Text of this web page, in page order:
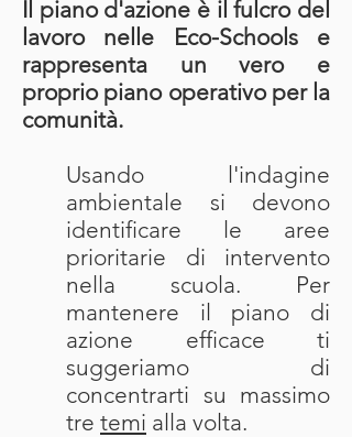
Il piano d'azione è il fulcro del
lavoro nelle Eco-Schools e
rappresenta un vero e
propriopiano operativo per la
comunità.
Usando l'indagine
ambientale si devono
identificare le aree
prioritarie di intervento
nella scuola. Per
mantenere il piano di
azione efficace ti
suggeriamo di
concentrarti su massimo
tre temi alla volta.